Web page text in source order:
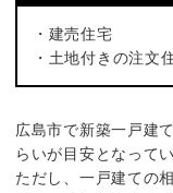
・建売住
・土地付きの注
広島市で新築一戸建
らいが目安となってい
ただし、一戸建ての